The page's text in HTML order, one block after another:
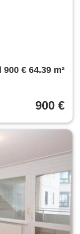
€ 64.39 m²
900 €